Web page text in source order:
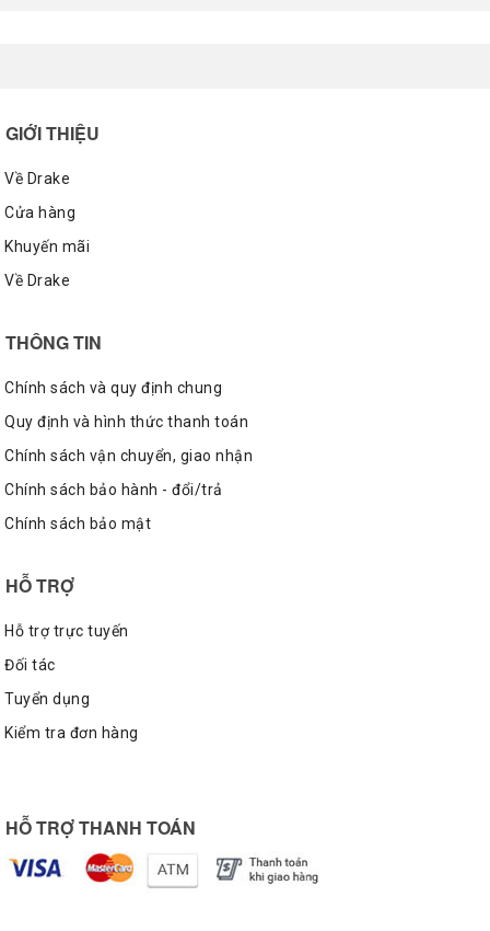
GIỚI THIỆU
Về Drake
Cửa hàng
Khuyến mãi
Về Drake
THÔNG TIN
Chính sách và quy định chung
Quy định và hình thức thanh toán
Chính sách vận chuyển, giao nhận
Chính sách bảo hành - đổi/trả
Chính sách bảo mật
HỖ TRỢ
Hỗ trợ trực tuyến
Đối tác
Tuyển dụng
Kiểm tra đơn hàng
HỖ TRỢ THANH TOÁN